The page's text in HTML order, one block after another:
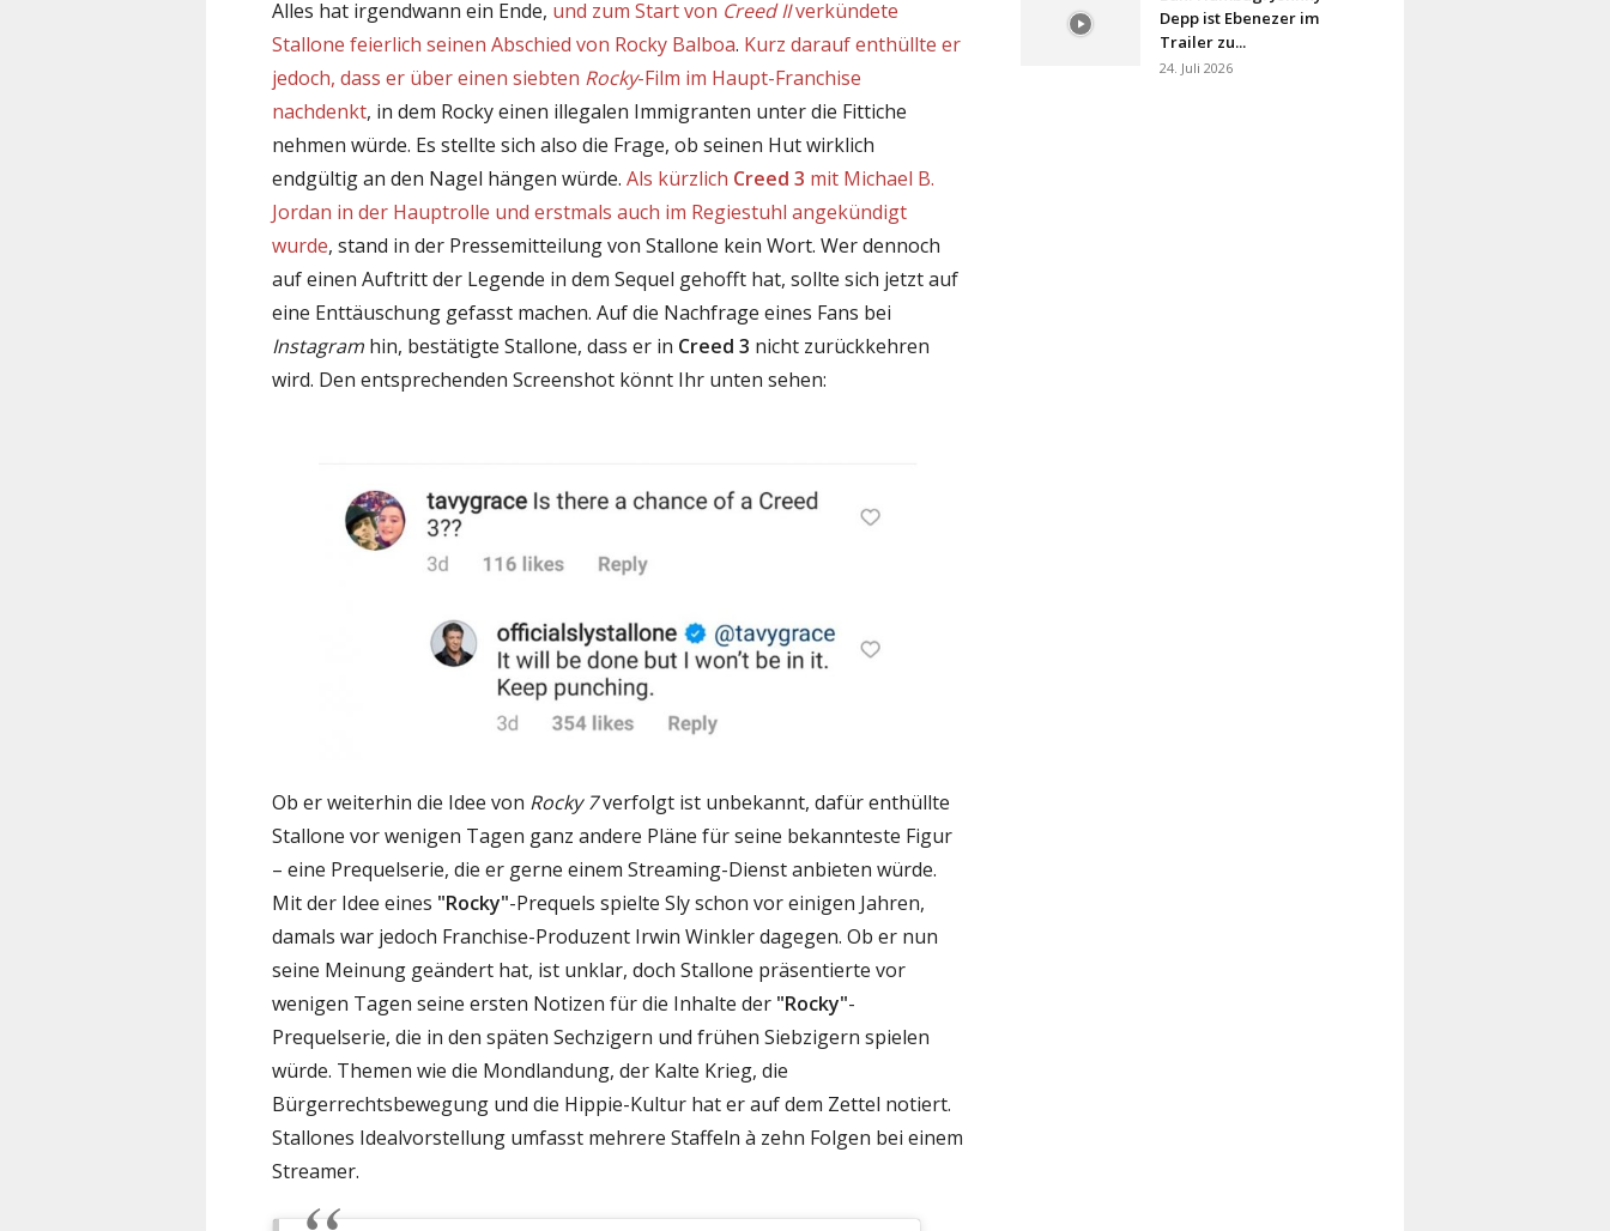
Alles hat irgendwann ein Ende, und zum Start von Creed IIverkündete
Stallone feierlich seinen Abschied von Rocky Balboa. Kurz darauf enthüllte er
jedoch, dass er über einen siebten Rocky-Film im Haupt-Franchise
nachdenkt, in dem Rocky einen illegalen Immigranten unter die Fittiche
nehmen würde. Es stellte sich also die Frage, ob seinen Hut wirklich
endgültig an den Nagel hängen würde. Als kürzlich Creed 3 mit Michael B.
Jordan in der Hauptrolle und erstmals auch im Regiestuhl angekündigt
wurde, stand in der Pressemitteilung von Stallone kein Wort. Wer dennoch
auf einen Auftritt der Legende in dem Sequel gehofft hat, sollte sich jetzt auf
eine Enttäuschung gefasst machen. Auf die Nachfrage eines Fans bei
Instagram hin, bestätigte Stallone, dass er in Creed 3 nicht zurückkehren
wird. Den entsprechenden Screenshot könnt Ihr unten sehen:
Ob er weiterhin die Idee von Rocky 7verfolgt ist unbekannt, dafür enthüllte
Stallone vor wenigen Tagen ganz andere Pläne für seine bekannteste Figur
– eine Prequelserie, die er gerne einem Streaming-Dienst anbieten würde.
Mit der Idee eines "Rocky"-Prequels spielte Sly schon vor einigen Jahren,
damals war jedoch Franchise-Produzent Irwin Winkler dagegen. Ob er nun
seine Meinung geändert hat, ist unklar, doch Stallone präsentierte vor
wenigen Tagen seine ersten Notizen für die Inhalte der "Rocky"-
Prequelserie, die in den späten Sechzigern und frühen Siebzigern spielen
würde. Themen wie die Mondlandung, der Kalte Krieg, die
Bürgerrechtsbewegung und die Hippie-Kultur hat er auf dem Zettel notiert.
Stallones Idealvorstellung umfasst mehrere Staffeln à zehn Folgen bei einem
Streamer.
Depp ist Ebenezer im
Trailer zu...
24. Juli 2026